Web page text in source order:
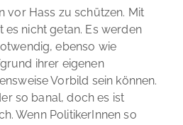
vor Hass zu schützen. Mit
es nicht getan. Es werden
ebenso wie
ihrer eigenen
Vorbild sein können.
so banal, doch es ist
Wenn PolitikerInnen so